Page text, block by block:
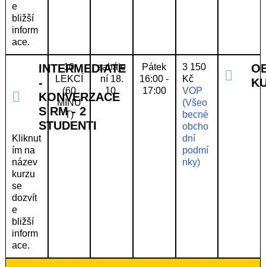
e
bližší
inform
ace.
INTERMEDIATE
-
KONVERZACE
S RM - 2
STUDENTI
Kliknut
ím na
název
kurzu
se
dozvít
e
bližší
inform
ace.
10
LEKCÍ
(60
MINU
T)
zaháje
ní 18.
10.
Pátek
16:00 -
17:00
3 150
Kč
VOP
(Všeo
becné
obcho
dní
podmí
nky)